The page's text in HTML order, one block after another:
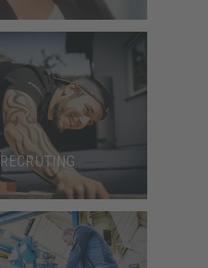
RECRUTING
Sie neue Talente mit
Recruitingfotos.
Mehr dazu